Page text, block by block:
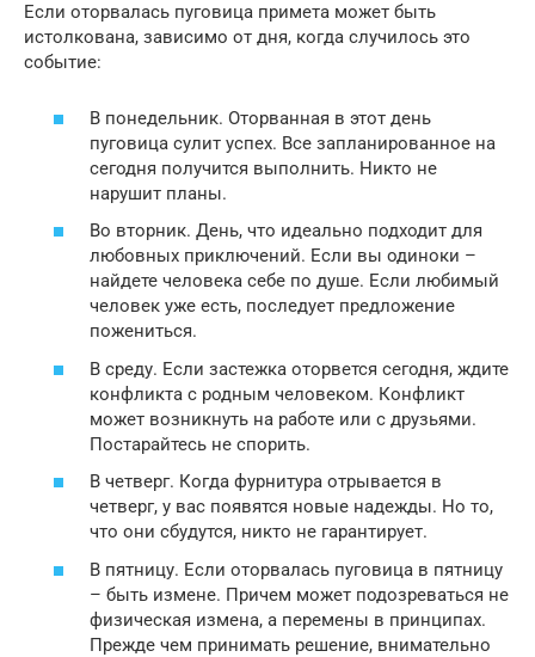
Если оторвалась пуговица примета может быть
истолкована, зависимо от дня, когда случилось это
событие:
В понедельник. Оторванная в этот день
пуговица сулит успех. Все запланированное на
сегодня получится выполнить. Никто не
нарушит планы.
Во вторник. День, что идеально подходит для
любовных приключений. Если вы одиноки –
найдете человека себе по душе. Если любимый
человек уже есть, последует предложение
пожениться.
В среду. Если застежка оторвется сегодня, ждите
конфликта с родным человеком. Конфликт
может возникнуть на работе или с друзьями.
Постарайтесь не спорить.
В четверг. Когда фурнитура отрывается в
четверг, у вас появятся новые надежды. Но то,
что они сбудутся, никто не гарантирует.
В пятницу. Если оторвалась пуговица в пятницу
– быть измене. Причем может подозреваться не
физическая измена, а перемены в принципах.
Прежде чем принимать решение, внимательно